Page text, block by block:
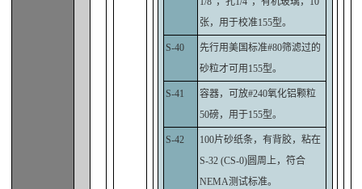
张，用于校准155型。
S-40
先行用美国标准#80筛滤过的
砂粒才可用155型。
S-41
容器，可放#240氧化铝颗粒
50磅，用于155型。
S-42
100片砂纸条，有背胶，粘在
S-32 (CS-0)圆周上，符合
NEMA测试标准。